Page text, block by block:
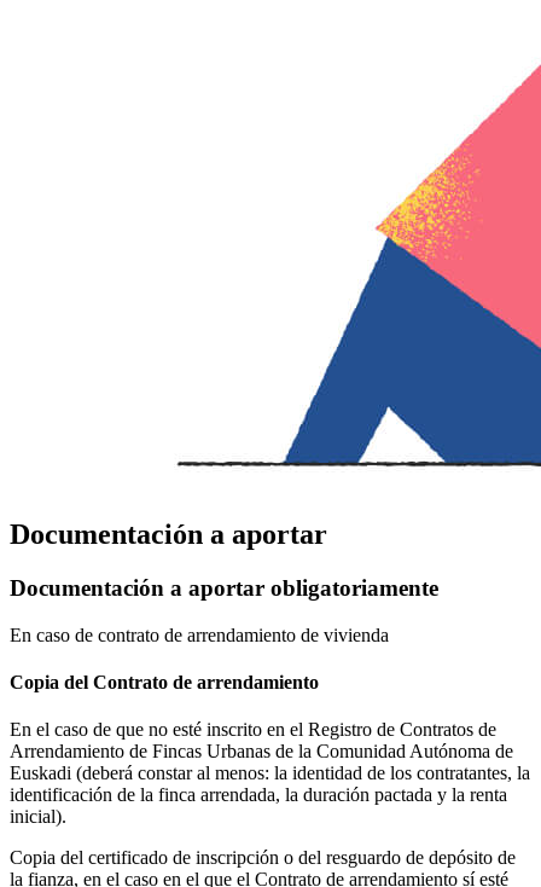
Documentación a aportar
Documentación a aportar obligatoriamente
En caso de contrato de arrendamiento de vivienda
Copia del Contrato de arrendamiento
En el caso de que no esté inscrito en el Registro de Contratos de
Arrendamiento de Fincas Urbanas de la Comunidad Autónoma de
Euskadi (deberá constar al menos: la identidad de los contratantes, la
identificación de la finca arrendada, la duración pactada y la renta
inicial).
Copia del certificado de inscripción o del resguardo de depósito de
la fianza, en el caso en el que el Contrato de arrendamiento sí esté